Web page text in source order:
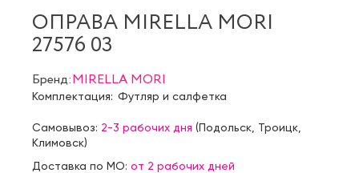
ОПРАВА MIRELLA MORI
27576 03
Бренд:MIRELLA MORI
Комплектация: Футляр и салфетка
Самовывоз: 2-3 рабочих дня (Подольск Троицк
Климовск)
Доставка по МО: от 2 рабочих дней